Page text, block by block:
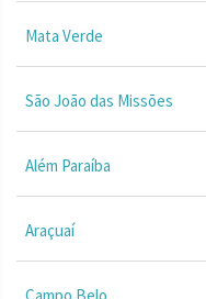
Mata Verde
São João das Missões
Além Paraíba
Araçuaí